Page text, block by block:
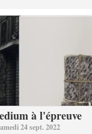
à l'épreuve
24 sept. 2022